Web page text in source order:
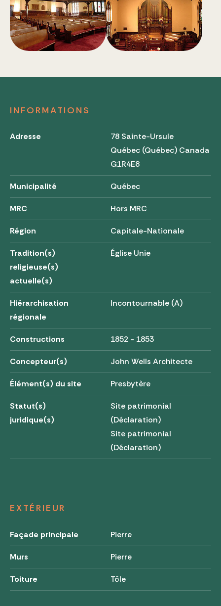
INFORMATIONS
Adresse
78 Sainte-Ursule
Québec (Québec) Canada
G1R4E8
Municipalité Québec
MRC Hors MRC
Région Capitale-Nationale
Tradition(s)
religieuse(s)
actuelle(s)
Église Unie
Hiérarchisation
régionale
Incontournable (A)
Constructions 1852 - 1853
Concepteur(s) John Wells Architecte
Élément(s) du site Presbytère
Statut(s)
juridique(s)
Site patrimonial
(Déclaration)
Site patrimonial
(Déclaration)
EXTÉRIEUR
Façade principale Pierre
Murs Pierre
Toiture Tôle